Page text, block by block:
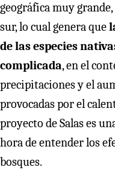
geográfica muy
sur, lo cual genera que
de las especies
complicada, en el
precipitaciones y el
provocadas por el
proyecto de Salas es
hora de entender los
bosques.